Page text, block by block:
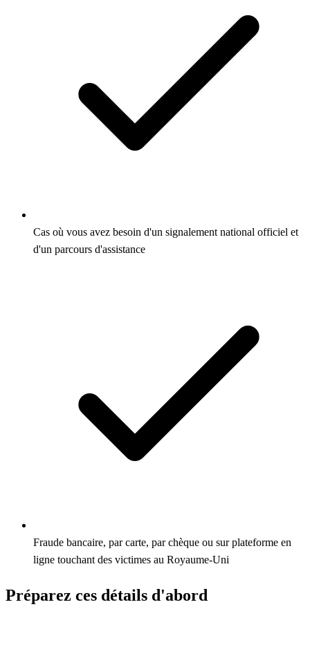
Cas où vous avez besoin d'un signalement national officiel et
d'un parcours d'assistance
Fraude bancaire, par carte, par chèque ou sur plateforme en
ligne touchant des victimes au Royaume-Uni
Préparez ces détails d'abord